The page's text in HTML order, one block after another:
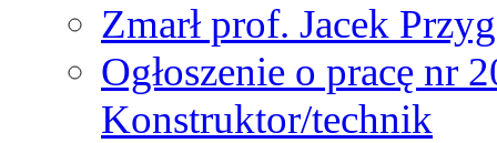
Zmarł prof. Jacek
Ogłoszenie o pracę nr
Konstruktor/technik